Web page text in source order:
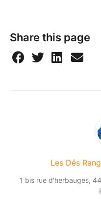
Share this page
Les Dés
1 bis rue d'herbauges,